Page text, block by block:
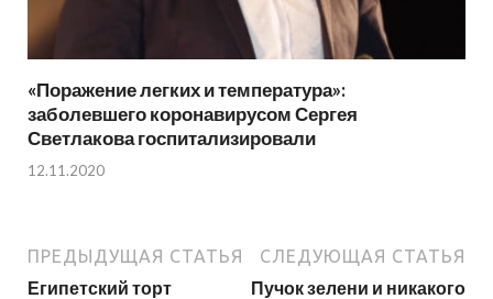
«Поражение легких и температура»:
заболевшего коронавирусом Сергея
Светлакова госпитализировали
12.11.2020
ПРЕДЫДУЩАЯ СТАТЬЯ
Египетский торт
СЛЕДУЮЩАЯ СТАТЬЯ
Пучок зелени и никакого